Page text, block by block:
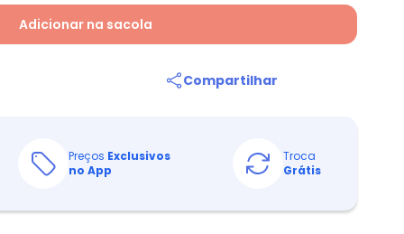
Adicionar na sacola
Compartilhar
Preços Exclusivos
no App
Troca
Grátis